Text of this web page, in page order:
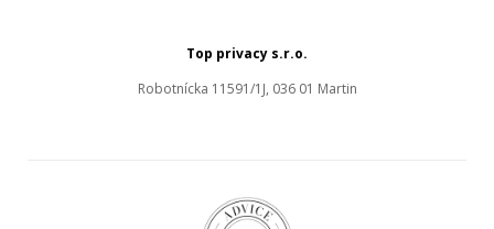
Top privacy s.r.o.
Robotnícka 11591/1J, 036 01 Martin